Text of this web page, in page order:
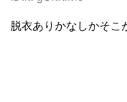
脱衣ありかなしかそこ